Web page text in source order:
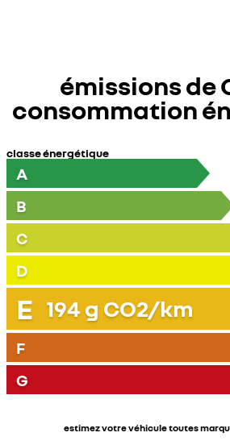
émissions de
consommation
classe énergétique
A
B
C
D
E 194 g CO2/km
F
G
estimez votre véhicule toutes